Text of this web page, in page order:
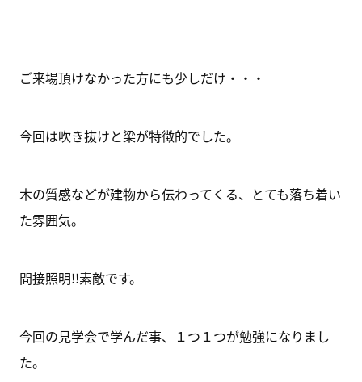
ご来場頂けなかった方にも少しだけ・・・
今回は吹き抜けと梁が特徴的でした。
木の質感などが建物から伝わってくる、とても落ち着い
た雰囲気。
間接照明!!素敵です。
今回の見学会で学んだ事、１つ１つが勉強になりまし
た。